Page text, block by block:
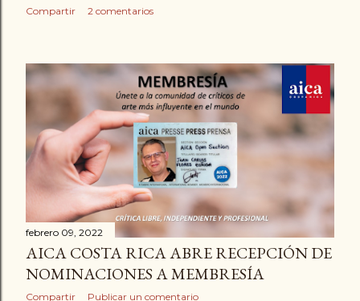
Compartir 2 comentarios
febrero 09, 2022
AICA COSTA RICA ABRE RECEPCIÓN DE
NOMINACIONES A MEMBRESÍA
Compartir Publicar un comentario